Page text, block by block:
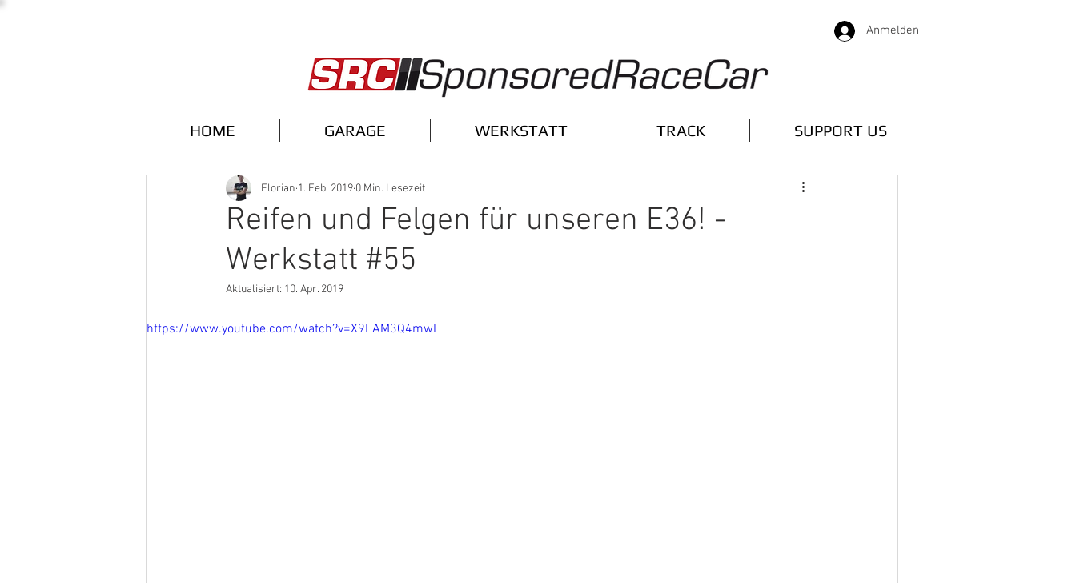
Anmelden
HOME GARAGE WERKSTATT TRACK SUPPORT US
Reifen und Felgen für unseren E36! -
Werkstatt #55
Florian 1. Feb. 2019 0 Min. Lesezeit
Aktualisiert: 10. Apr. 2019
https://www.youtube.com/watch?v=X9EAM3Q4mwI